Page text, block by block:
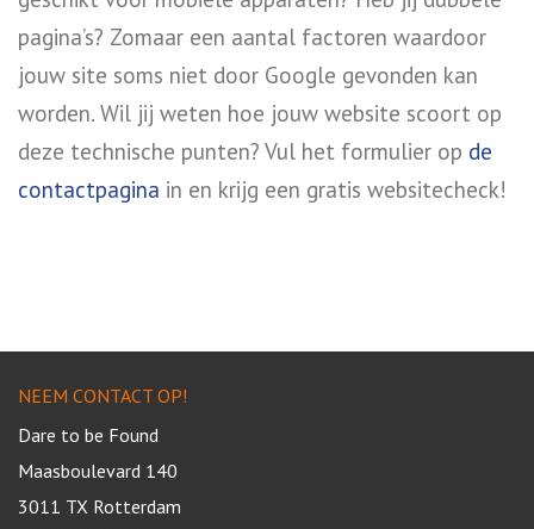
pagina’s? Zomaar een aantal factoren waardoor
jouw site soms niet door Google gevonden kan
worden. Wil jij weten hoe jouw website scoort op
deze technische punten? Vul het formulier op de
contactpagina in en krijg een gratis websitecheck!
NEEM CONTACT OP!
Dare to be Found
Maasboulevard 140
3011 TX Rotterdam